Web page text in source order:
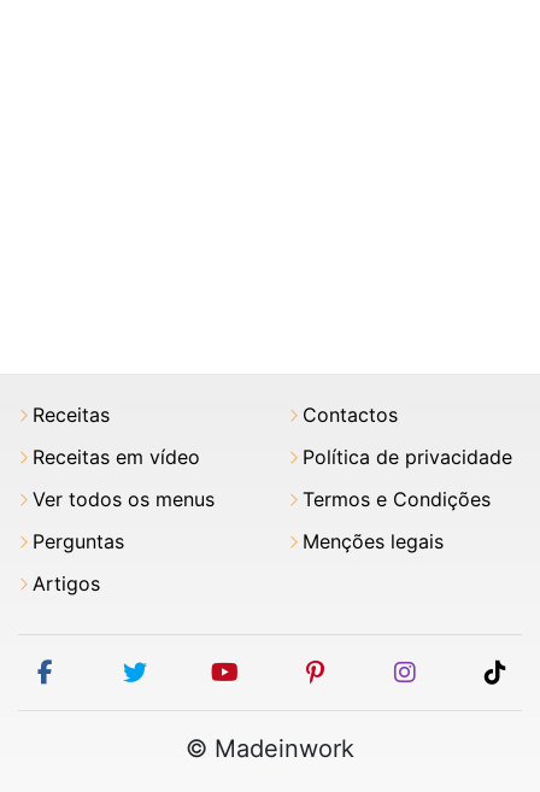
Receitas
Receitas em vídeo
Ver todos os menus
Perguntas
Artigos
Contactos
Política de privacidade
Termos e Condições
Menções legais
facebooktwitter youtubepinterestinstagram
© Madeinwork